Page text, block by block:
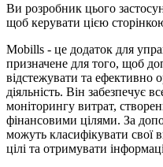
Ви розробник цього
щоб керувати цією
Mobills - це додаток для
призначене для того, щоб
відстежувати та ефективно
діяльність. Він забезпечує
моніторингу витрат,
фінансовими цілями. За
можуть класифікувати свої
цілі та отримувати